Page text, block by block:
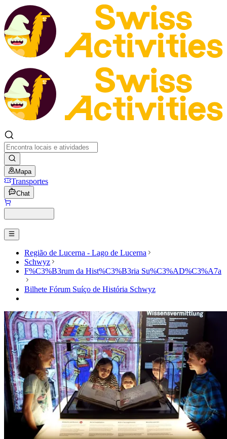
Mapa
Transportes
Chat
Região de Lucerna - Lago de Lucerna
Schwyz
F%C3%B3rum da Hist%C3%B3ria Su%C3%AD%C3%A7a
Bilhete Fórum Suíço de História Schwyz